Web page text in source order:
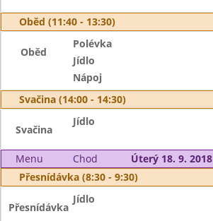
Oběd (11:40 - 13:30)
Oběd
Polévka
Jídlo
Nápoj
Svačina (14:00 - 14:30)
Svačina
Jídlo
Menu Chod
Úterý 18. 9. 2018
Přesnídávka (8:30 - 9:30)
Přesnídávka
Jídlo